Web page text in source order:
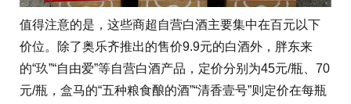
值得注意的是，这些商超自营白酒主要集中在百元以下
价位。除了奥乐齐推出的售价9.9元的白酒外，胖东来
的“玖”“自由爱”等自营白酒产品，定价分别为45元/瓶、70
元/瓶，盒马的“五种粮食酿的酒”“清香壹号”则定价在每瓶